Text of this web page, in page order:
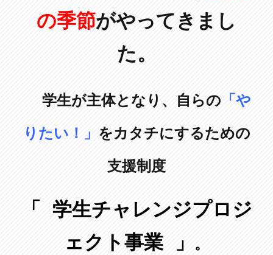
の季節がやってきまし
た。
学生が主体となり、自らの 「や
りたい！」 をカタチにするための
支援制度
「 学生チャレンジプロジ
ェクト事業 」
。